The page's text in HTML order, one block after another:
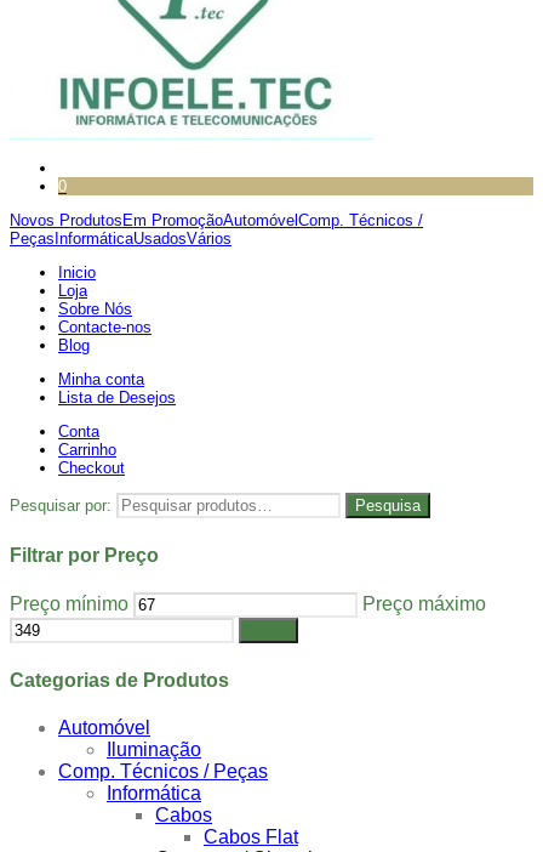
0
Novos Produtos Em PromoçãoAutomóvel Comp. Técnicos /
Peças InformáticaUsadosVários
Inicio
Loja
Sobre Nós
Contacte-nos
Blog
Minha conta
Lista de Desejos
Conta
Carrinho
Checkout
Pesquisar por: Pesquisa
Filtrar por Preço
Preço mínimo Preço máximo
Categorias de Produtos
Automóvel
Iluminação
Comp. Técnicos / Peças
Informática
Cabos
Cabos Flat